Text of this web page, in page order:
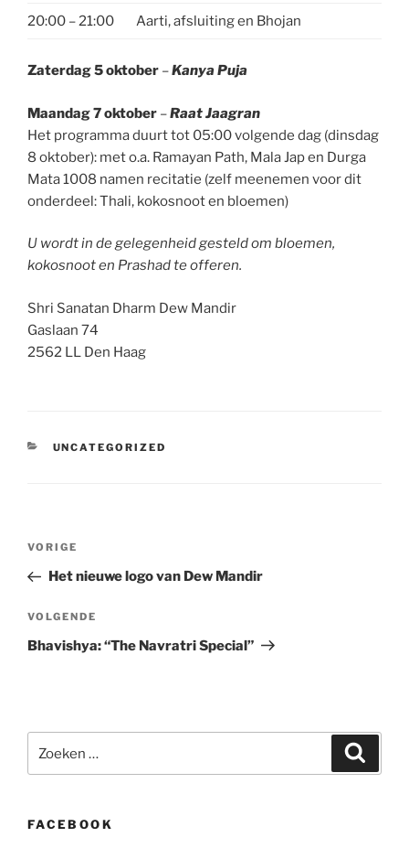
20:00 – 21:00 Aarti, afsluiting en Bhojan
Zaterdag 5 oktober –Kanya Puja
Maandag 7 oktober –Raat Jaagran
Het programma duurt tot 05:00 volgende dag (dinsdag
8 oktober): met o.a. Ramayan Path, Mala Jap en Durga
Mata 1008 namen recitatie (zelf meenemen voor dit
onderdeel: Thali, kokosnoot en bloemen)
U wordt in de gelegenheid gesteld om bloemen,
kokosnoot en Prashad te offeren.
Shri Sanatan Dharm Dew Mandir
Gaslaan 74
2562 LL Den Haag
CATEGORIEËN
UNCATEGORIZED
Bericht
Vorig
bericht
VORIGE
Het nieuwe logo van Dew Mandir
Volgend
bericht
VOLGENDE
Bhavishya: “The Navratri Special”
naar:
FACEBOOK